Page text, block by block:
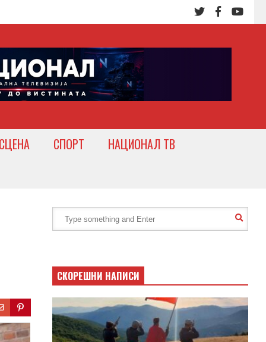
СПОРТ НАЦИОНАЛ ТВ
СКОРЕШНИ НАПИСИ